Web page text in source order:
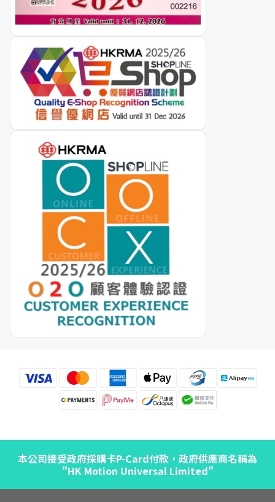
本公司接受政府採購卡P-Card付款，政府供應商名稱為
"HK Motion Universal Limited"